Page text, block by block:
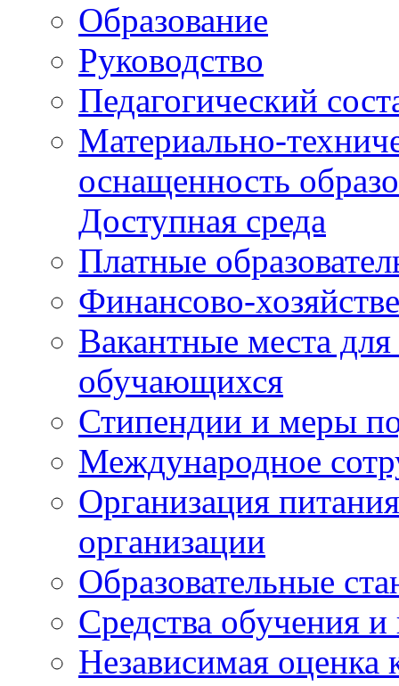
Образование
Руководство
Педагогический
Материально-
оснащенность
Доступная среда
Платные
Финансово-
Вакантные места
обучающихся
Стипендии и меры
Международное
Организация
организации
Образовательные
Средства обучения и
Независимая оценка